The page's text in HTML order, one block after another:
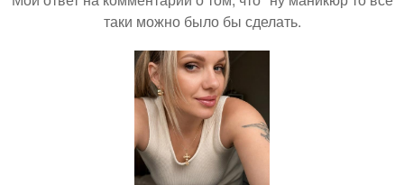
таки можно было бы сделать.